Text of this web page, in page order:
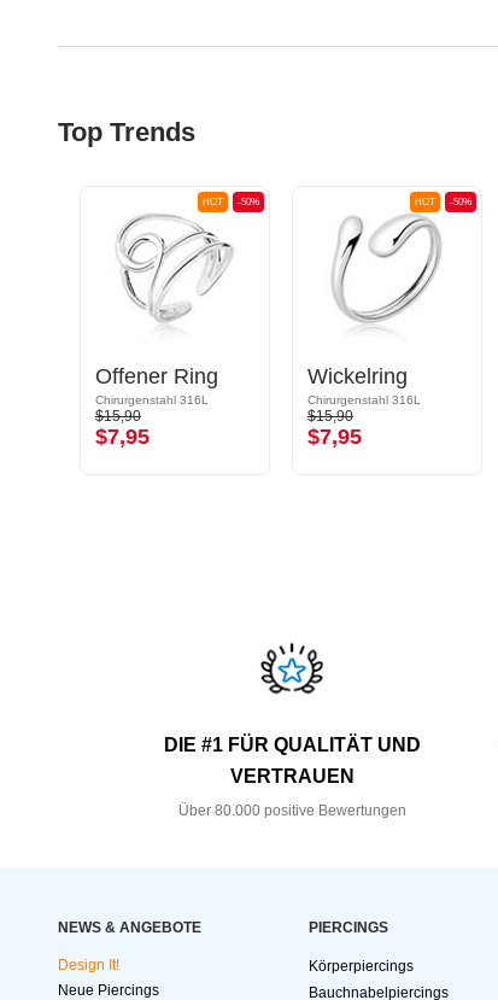
Top Trends
-50%
HOT
Offener Ring
Chirurgenstahl 316L
$15,90
$7,95
-50%
HOT
Wickelring
Chirurgenstahl 316L
$15,90
$7,95
DIE #1 FÜR QUALITÄT UND
VERTRAUEN
Über 80.000 positive Bewertungen
NEWS & ANGEBOTE
Design It!
Neue Piercings
PIERCINGS
Körperpiercings
Bauchnabelpiercings